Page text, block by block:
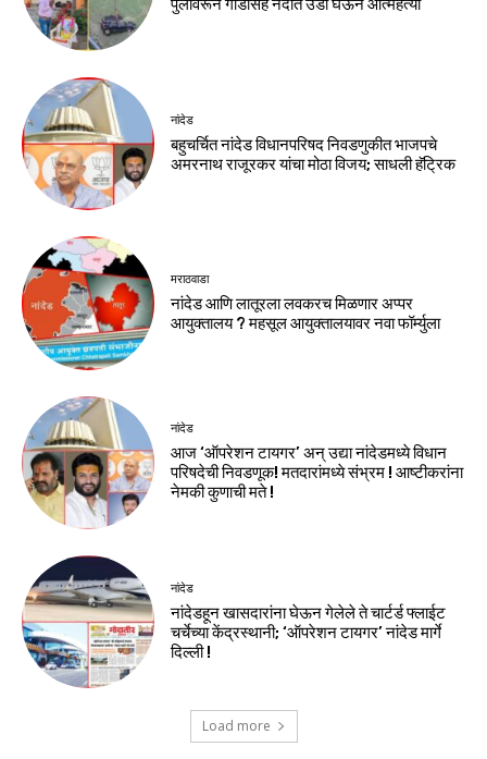
पुलावरून गाडीसह नदीत उडी घेऊन आत्महत्या
नांदेड
बहुचर्चित नांदेड विधानपरिषद निवडणुकीत भाजपचे
अमरनाथ राजूरकर यांचा मोठा विजय; साधली हॅट्रिक
मराठवाडा
नांदेड आणि लातूरला लवकरच मिळणार अप्पर
आयुक्तालय ? महसूल आयुक्तालयावर नवा फॉर्म्युला
नांदेड
आज ‘ऑपरेशन टायगर’ अन् उद्या नांदेडमध्ये विधान
परिषदेची निवडणूक! मतदारांमध्ये संभ्रम ! आष्टीकरांना
नेमकी कुणाची मते !
नांदेड
नांदेडहून खासदारांना घेऊन गेलेले ते चार्टर्ड फ्लाईट
चर्चेच्या केंद्रस्थानी; ‘ऑपरेशन टायगर’ नांदेड मार्गे
दिल्ली !
Load more